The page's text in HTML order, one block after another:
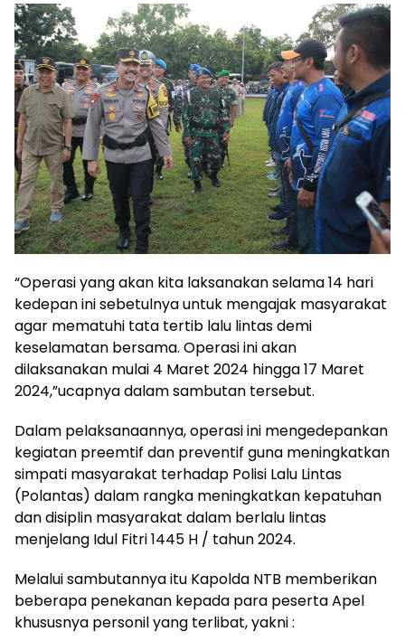
“Operasi yang akan kita laksanakan selama 14 hari
kedepan ini sebetulnya untuk mengajak masyarakat
agar mematuhi tata tertib lalu lintas demi
keselamatan bersama. Operasi ini akan
dilaksanakan mulai 4 Maret 2024 hingga 17 Maret
2024,”ucapnya dalam sambutan tersebut.
Dalam pelaksanaannya, operasi ini mengedepankan
kegiatan preemtif dan preventif guna meningkatkan
simpati masyarakat terhadap Polisi Lalu Lintas
(Polantas) dalam rangka meningkatkan kepatuhan
dan disiplin masyarakat dalam berlalu lintas
menjelang Idul Fitri 1445 H / tahun 2024.
Melalui sambutannya itu Kapolda NTB memberikan
beberapa penekanan kepada para peserta Apel
khususnya personil yang terlibat, yakni :